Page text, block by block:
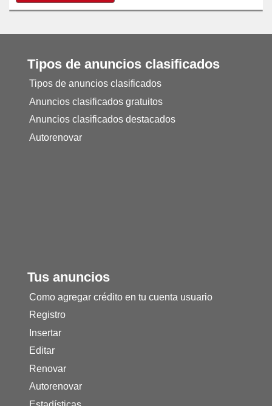
Tipos de anuncios clasificados
Tipos de anuncios clasificados
Anuncios clasificados gratuitos
Anuncios clasificados destacados
Autorenovar
Tus anuncios
Como agregar crédito en tu cuenta usuario
Registro
Insertar
Editar
Renovar
Autorenovar